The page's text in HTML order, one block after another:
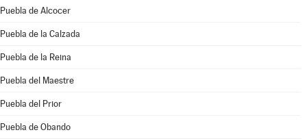
Puebla de Alcocer
Puebla de la Calzada
Puebla de la Reina
Puebla del Maestre
Puebla del Prior
Puebla de Obando